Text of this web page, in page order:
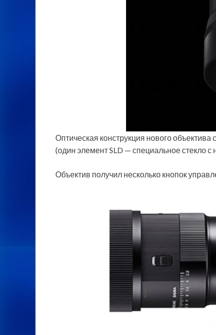
Оптическая конструкция нового
(один элемент SLD — специальное стекло с
Объектив получил несколько кнопок